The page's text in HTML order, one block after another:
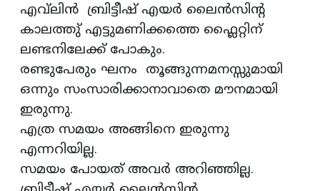
എവ്‌ലിൻ ബ്രിട്ടീഷ് എയർ ലൈൻസിന്റ
കാലത്തു് എട്ടുമണിക്കത്തെ ഫ്ലൈറ്റിന്
ലണ്ടനിലേക്ക് പോകും.
രണ്ടുപേരും ഘനം തൂങ്ങുന്നമനസ്സുമായി
ഒന്നും സംസാരിക്കാനാവാതെ മൗനമായി
ഇരുന്നു.
എത്ര സമയം അങ്ങിനെ ഇരുന്നു
എന്നറിയില്ല.
സമയം പോയത് അവർ അറിഞ്ഞില്ല.